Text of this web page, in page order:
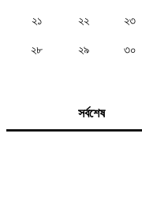
২১ ২২ ২৩
২৮ ২৯ ৩০
সর্বশেষ